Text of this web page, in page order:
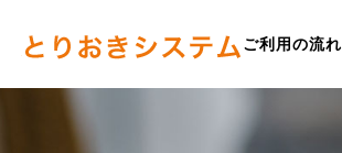
ご利用の流れ